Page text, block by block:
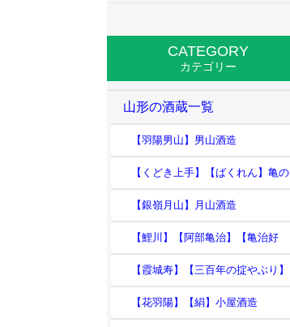
CATEGORY
カテゴリー
山形の酒蔵一覧
【羽陽男山】男山酒造
【くどき上手】【ばくれん】亀の
井酒造
【銀嶺月山】月山酒造
【鯉川】【阿部亀治】【亀治好
日】鯉川酒造
【霞城寿】【三百年の掟やぶり】
寿虎屋酒造
【花羽陽】【絹】小屋酒造